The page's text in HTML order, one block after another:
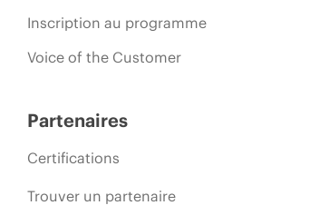
Inscription au programme
Voice of the Customer
Partenaires
Certifications
Trouver un partenaire